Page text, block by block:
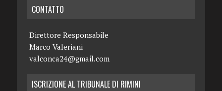
CONTATTO
Direttore Responsabile
Marco Valeriani
valconca24@gmail.com
ISCRIZIONE AL TRIBUNALE DI RIMINI